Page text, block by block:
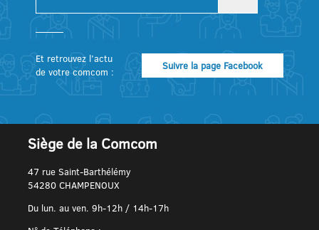
Et retrouvez l’actu
de votre comcom :
Suivre la page Facebook
Siège de la Comcom
47 rue Saint-Barthélémy
54280 CHAMPENOUX
Du lun. au ven. 9h-12h / 14h-17h